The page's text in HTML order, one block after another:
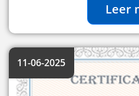
Leer
11-06-2025